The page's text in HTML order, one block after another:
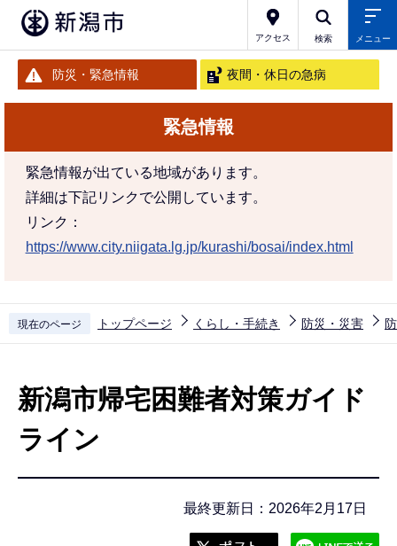
アクセス 検索 メニュー
防災・緊急情報 夜間・休日の急病
緊急情報
緊急情報が出ている地域があります。
詳細は下記リンクで公開しています。
リンク：
https://www.city.niigata.lg.jp/kurashi/bosai/index.html
現在のページ トップページ くらし・手続き 防災・災害
新潟市帰宅困難者対策ガイド
ライン
最終更新日：2026年2月17日